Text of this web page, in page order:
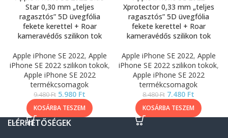
Star 0,30 mm „teljes
ragasztós” 5D üvegfólia
fekete kerettel + Roar
kameravédős szilikon tok
Apple iPhone SE 2022, Apple
iPhone SE 2022 szilikon tokok,
Apple iPhone SE 2022
termékcsomagok
9.480Ft 5.980 Ft
KOSÁRBA TESZEM
Xprotector 0,33 mm „teljes
ragasztós” 5D üvegfólia
fekete kerettel + Roar
kameravédős szilikon tok
Apple iPhone SE 2022, Apple
iPhone SE 2022 szilikon tokok,
Apple iPhone SE 2022
termékcsomagok
8.480Ft 7.480 Ft
KOSÁRBA TESZEM
ELÉRHETŐSÉGEK